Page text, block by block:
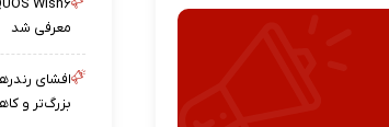
معرفی شد
بزرگ‌تر و